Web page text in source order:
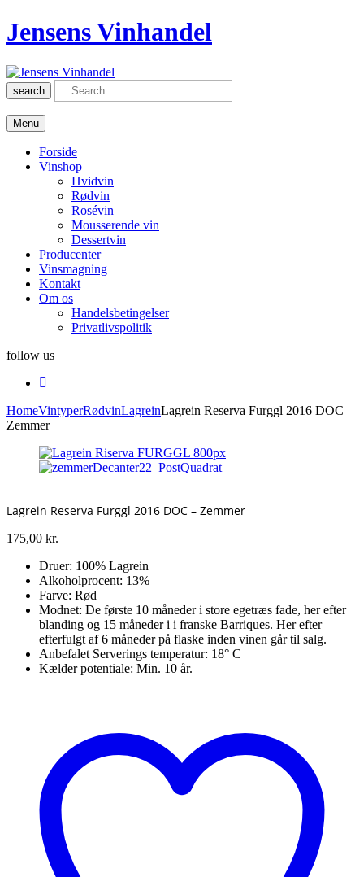
Jensens Vinhandel
search
Menu
Forside
Vinshop
Hvidvin
Rødvin
Rosévin
Mousserende vin
Dessertvin
Producenter
Vinsmagning
Kontakt
Om os
Handelsbetingelser
Privatlivspolitik
follow us
HomeVintyperRødvinLagreinLagrein Reserva Furggl 2016 DOC –
Zemmer
Lagrein Reserva Furggl 2016 DOC – Zemmer
175,00 kr.
Druer: 100% Lagrein
Alkoholprocent: 13%
Farve: Rød
Modnet: De første 10 måneder i store egetræs fade, her efter
blanding og 15 måneder i i franske Barriques. Her efter
efterfulgt af 6 måneder på flaske inden vinen går til salg.
Anbefalet Serverings temperatur: 18° C
Kælder potentiale: Min. 10 år.